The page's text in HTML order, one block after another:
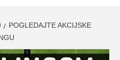
POGLEDAJTE AKCIJSKE